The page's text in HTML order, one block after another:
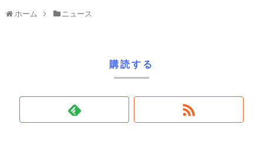
ホーム ニュース
購読する